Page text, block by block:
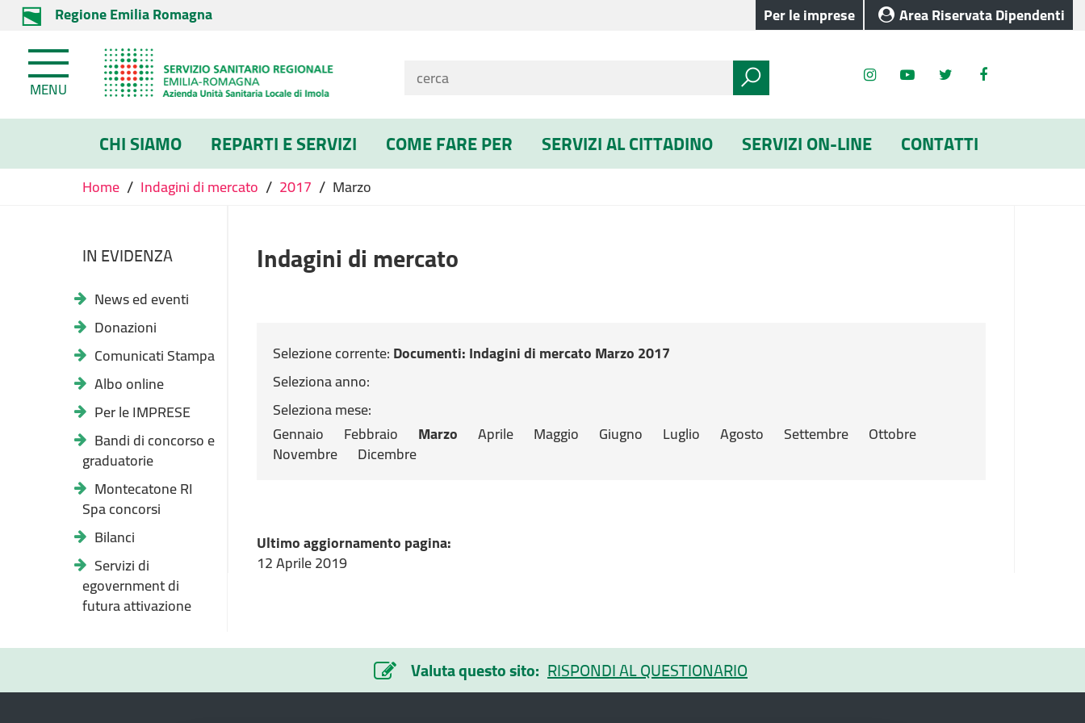
Regione Emilia Romagna Per le imprese Area Riservata Dipendenti
MENU
CHI SIAMO REPARTI E SERVIZI COME FARE PER SERVIZI AL CITTADINO SERVIZI ON-LINE CONTATTI
Home / Indagini di mercato / 2017 / Marzo
IN EVIDENZA
News ed eventi
Donazioni
Comunicati Stampa
Albo online
Per le IMPRESE
Bandi di concorso e
graduatorie
Montecatone RI
Spa concorsi
Bilanci
Servizi di
egovernment di
futura attivazione
Indagini di mercato
Selezione corrente:Documenti: Indagini di mercato Marzo 2017
Seleziona anno:
Seleziona mese:
Gennaio
Febbraio Marzo Aprile Maggio Giugno Luglio Agosto Settembre Ottobre
Novembre Dicembre
Ultimo aggiornamento pagina:
12 Aprile 2019
Valuta questo sito: RISPONDI AL QUESTIONARIO